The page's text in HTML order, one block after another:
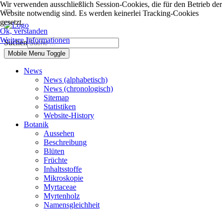
Suchen
Mobile Menu Toggle
News
News (alphabetisch)
News (chronologisch)
Sitemap
Statistiken
Website-History
Botanik
Aussehen
Beschreibung
Blüten
Früchte
Inhaltsstoffe
Mikroskopie
Myrtaceae
Myrtenholz
Namensgleichheit
Wir verwenden ausschließlich Session-Cookies, die für den Betrieb der
Website notwendig sind. Es werden keinerlei Tracking-Cookies
gesetzt.
Ok, verstanden
Weitere Informationen